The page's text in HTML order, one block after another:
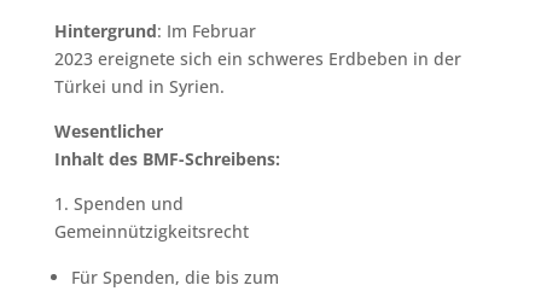
Hintergrund: Im Februar
2023 ereignete sich ein schweres Erdbeben in der
Türkei und in Syrien.
Wesentlicher
Inhalt des BMF-Schreibens:
1. Spenden und
Gemeinnützigkeitsrecht
Für Spenden, die bis zum